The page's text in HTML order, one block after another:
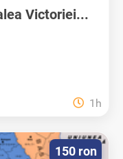
Victoriei...
1h
150 ron